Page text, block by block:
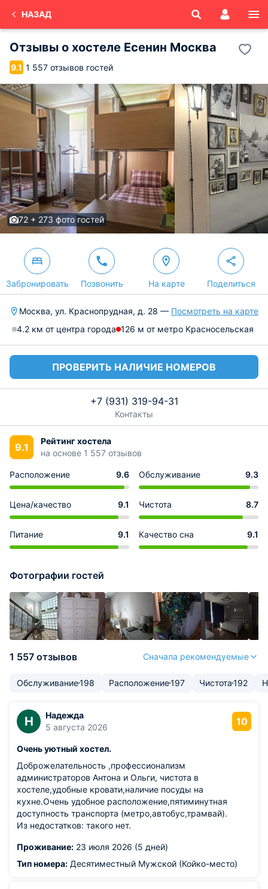
НАЗАД
Отзывы о хостеле Есенин Москва
9.1 1 557 отзывов гостей
72 + 273 фото гостей
Забронировать Позвонить На карте Поделиться
Москва, ул. Краснопрудная, д. 28 — Посмотреть на карте
4.2 км от центра города 126 м от метро Красносельская
ПРОВЕРИТЬ НАЛИЧИЕ НОМЕРОВ
+7 (931) 319-94-31
Контакты
9.1
Рейтинг хостела
на основе 1 557 отзывов
Расположение 9.6 Обслуживание 9.3
Цена/качество 9.1 Чистота 8.7
Питание 9.1 Качество сна 9.1
Фотографии гостей
1 557 отзывов Сначала рекомендуемые
Обслуживание198 Расположение197 Чистота192
Н
Надежда
5 августа 2026
10
Очень уютный хостел.
Доброжелательность ,профессионализм
администраторов Антона и Ольги, чистота в
хостеле,удобные кровати,наличие посуды на
кухне.Очень удобное расположение,пятиминутная
доступность транспорта (метро,автобус,трамвай).
Из недостатков: такого нет.
Проживание: 23 июля 2026 (5 дней)
Тип номера: Десятиместный Мужской (Койко-место)